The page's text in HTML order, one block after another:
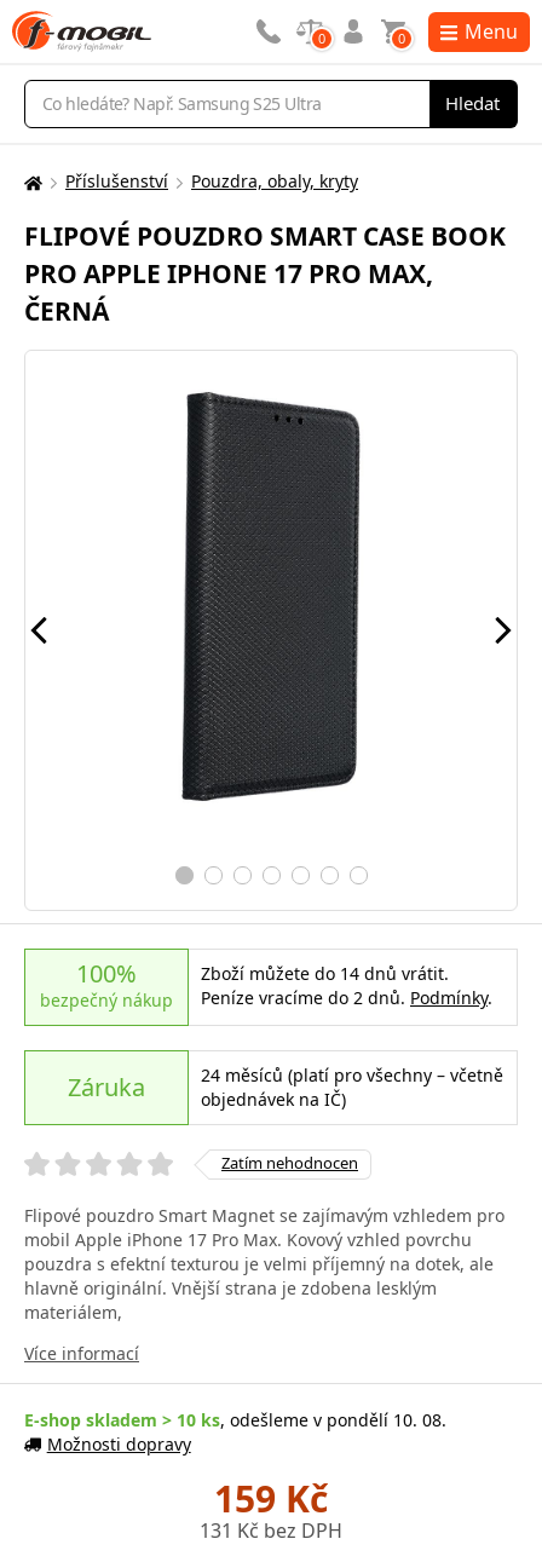
Vyhledávání
Hledat
0 0 Menu
Zde
nacházíte:
Příslušenství Pouzdra, obaly, kryty
FLIPOVÉ POUZDRO SMART CASE BOOK
PRO APPLE IPHONE 17 PRO MAX,
ČERNÁ
100%
bezpečný nákup
Zboží můžete do 14 dnů vrátit.
Peníze vracíme do 2 dnů. Podmínky.
Záruka
24 měsíců (platí pro všechny – včetně
objednávek na IČ)
Zatím nehodnocen
Flipové pouzdro Smart Magnet se zajímavým vzhledem pro
mobil Apple iPhone 17 Pro Max. Kovový vzhled povrchu
pouzdra s efektní texturou je velmi příjemný na dotek, ale
hlavně originální. Vnější strana je zdobena lesklým
materiálem,
Více informací
E-shop skladem > 10 ks, odešleme v pondělí 10. 08.
Možnosti dopravy
159 Kč
131 Kč bez DPH